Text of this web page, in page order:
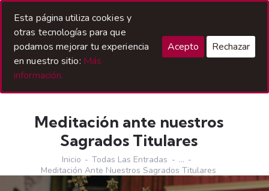
Meditación ante nuestros
Sagrados Titulares
Inicio Todas Las Entradas
...
Meditación Ante Nuestros Sagrados Titulares
Esta página utiliza cookies y
otras tecnologías para que
podamos mejorar tu experiencia
en nuestro sitio: Más
información.
Acepto Rechazar